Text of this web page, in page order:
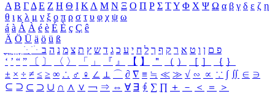
Α Β ΓΔ Ε Ζ Η Θ Ι ΚΛ Μ Ν Ξ Ο Π Ρ Σ ΤΥ Φ Χ Ψ Ω α β γ δ ε ζ η
θ ι κ λ μ ν ξ ο π ρ σ τ υ φ χ ψ ω
á à Á À é è É È ç Ç ê
Ä Ö Ü ä ö ü ß
ִֶֹ ֻּ ׁׂ פ ם ן ו ט א ר ק ף ך ל ח י ע כ ג ד ש ץ ת צ מ נ ה ב
‘ ’ “ ” 〔 〕 〈 〉 「 」 『 』 【 】 ＂ （ ） ［ ］ ｛ ｝
± × ÷ ≠ ≤ ≥ ∞ ∴ ♂ ♀ ∠ ⊥ ⌒ ∂ ∇ ≡ ≒ ≪ ≫ √ ∽ ∝ ∵ ∫ ∬ ∈ ∋
⊆ ⊇ ⊂ ⊃ ∪ ∩ ∧ ∨ ￢ ⇒ ⇔ ∀ ∃ ∮ ∑ ∏ ＋ － ＜ ＝
＞